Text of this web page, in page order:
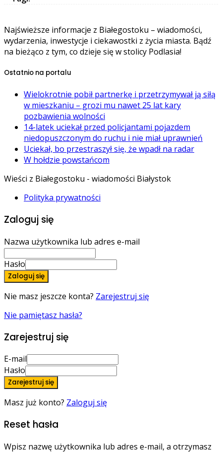
Najświeższe informacje z Białegostoku – wiadomości,
wydarzenia, inwestycje i ciekawostki z życia miasta. Bądź
na bieżąco z tym, co dzieje się w stolicy Podlasia!
Ostatnio na portalu
Wielokrotnie pobił partnerkę i przetrzymywał ją siłą
w mieszkaniu – grozi mu nawet 25 lat kary
pozbawienia wolności
14-latek uciekał przed policjantami pojazdem
niedopuszczonym do ruchu i nie miał uprawnień
Uciekał, bo przestraszył się, że wpadł na radar
W hołdzie powstańcom
Wieści z Białegostoku - wiadomości Białystok
Polityka prywatności
Zaloguj się
Nazwa użytkownika lub adres e-mail
Hasło
Zaloguj się
Nie masz jeszcze konta? Zarejestruj się
Nie pamiętasz hasła?
Zarejestruj się
E-mail
Hasło
Zarejestruj się
Masz już konto? Zaloguj się
Reset hasła
Wpisz nazwę użytkownika lub adres e-mail, a otrzymasz